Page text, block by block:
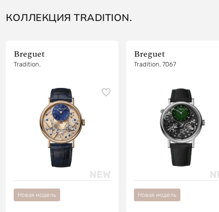
КОЛЛЕКЦИЯ TRADITION.
Breguet
Tradition.
Новая модель
Breguet
Tradition. 7067
Новая модель